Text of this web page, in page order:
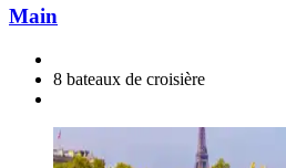
Main
8 bateaux de croisière